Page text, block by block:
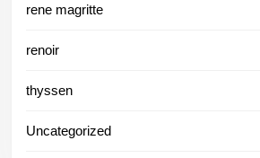
rene magritte
renoir
thyssen
Uncategorized